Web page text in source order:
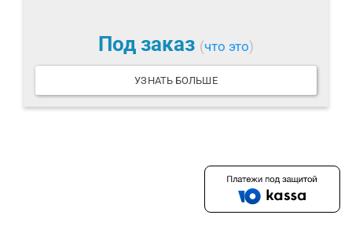
Под заказ (что это)
УЗНАТЬ БОЛЬШЕ